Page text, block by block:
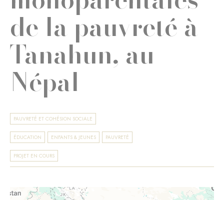
de la pauvreté à
Tanahun, au
Népal
PAUVRETÉ ET COHÉSION SOCIALE
ÉDUCATION ENFANTS & JEUNES PAUVRETÉ
PROJET EN COURS